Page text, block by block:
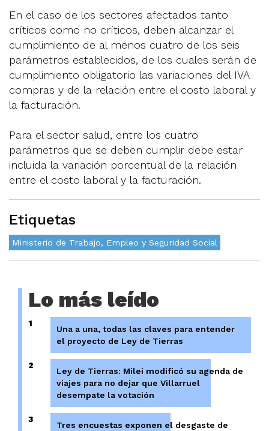
En el caso de los sectores afectados tanto
críticos como no críticos, deben alcanzar el
cumplimiento de al menos cuatro de los seis
parámetros establecidos, de los cuales serán de
cumplimiento obligatorio las variaciones del IVA
compras y de la relación entre el costo laboral y
la facturación.
Para el sector salud, entre los cuatro
parámetros que se deben cumplir debe estar
incluida la variación porcentual de la relación
entre el costo laboral y la facturación.
Etiquetas
Ministerio de Trabajo, Empleo y Seguridad Social
Lo más leído
1
Una a una, todas las claves para entender
el proyecto de Ley de Tierras
2
Ley de Tierras: Milei modificó su agenda de
viajes para no dejar que Villarruel
desempate la votación
3
Tres encuestas exponen el desgaste de